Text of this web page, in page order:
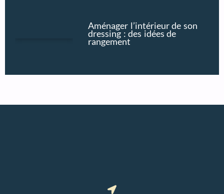
Aménager l’intérieur de son
dressing : des idées de
rangement